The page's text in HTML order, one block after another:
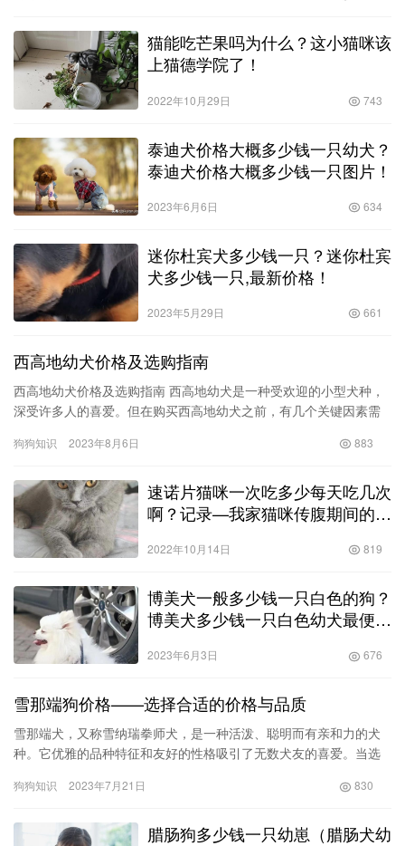
猫能吃芒果吗为什么？这小猫咪该
上猫德学院了！
2022年10月29日 743
泰迪犬价格大概多少钱一只幼犬？
泰迪犬价格大概多少钱一只图片！
2023年6月6日 634
迷你杜宾犬多少钱一只？迷你杜宾
犬多少钱一只,最新价格！
2023年5月29日 661
西高地幼犬价格及选购指南
西高地幼犬价格及选购指南 西高地幼犬是一种受欢迎的小型犬种，
深受许多人的喜爱。但在购买西高地幼犬之前，有几个关键因素需
犬的…
狗狗知识 2023年8月6日 883
速诺片猫咪一次吃多少每天吃几次
啊？记录—我家猫咪传腹期间的治
2022年10月14日 819
博美犬一般多少钱一只白色的狗？
博美犬多少钱一只白色幼犬最便
2023年6月3日 676
雪那端狗价格——选择合适的价格与品质
雪那端犬，又称雪纳瑞拳师犬，是一种活泼、聪明而有亲和力的犬
种。它优雅的品种特征和友好的性格吸引了无数犬友的喜爱。当选
要的。…
狗狗知识 2023年7月21日 830
腊肠狗多少钱一只幼崽（腊肠犬幼